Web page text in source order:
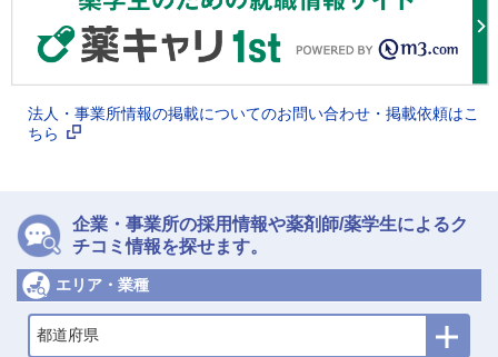
法人・事業所情報の掲載についてのお問い合わせ・掲載依頼はこ
ちら
企業・事業所の採用情報や薬剤師/薬学生によるク
チコミ情報を探せます。
エリア・業種
都道府県